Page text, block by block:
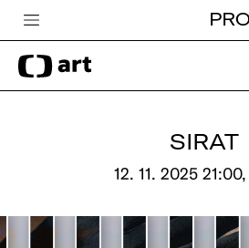
Česká televize
Zpravodajství
Pro děti
SIRAT
12. 11. 2025